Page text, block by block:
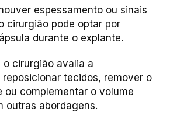
espessamento ou sinais
cirurgião pode optar por
durante o explante.
o cirurgião avalia a
reposicionar tecidos, remover o
ou complementar o volume
outras abordagens.